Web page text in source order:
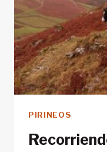
DE
LOS
PIRINEOS